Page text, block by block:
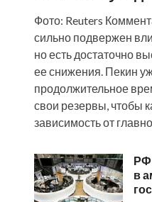
Фото: Reuters
сильно подвержен
но есть достаточно
ее снижения. Пекин
продолжительное
свои резервы, чтобы
зависимость от
РФ
в